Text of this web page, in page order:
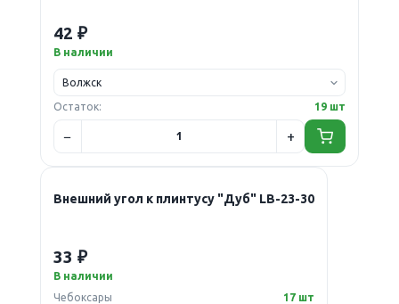
42 ₽
В наличии
Остаток: 19 шт
Внешний угол к плинтусу "Дуб" LB-23-30
33 ₽
В наличии
Чебоксары
17 шт